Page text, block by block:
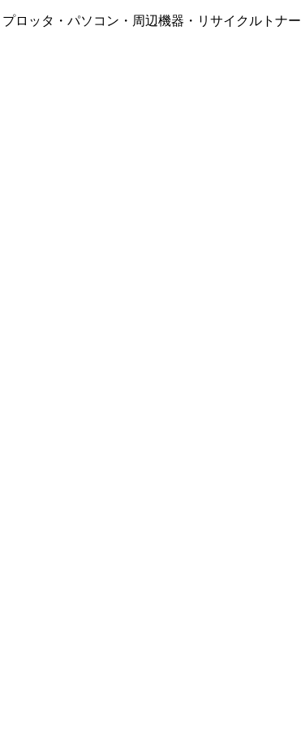
ロッタ・パソコン・周辺機器・リサイクルトナー